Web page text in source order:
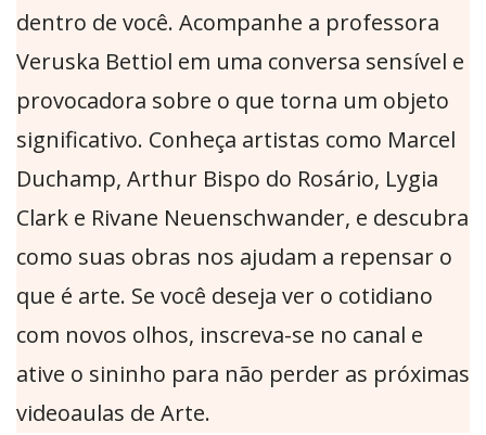
dentro de você. Acompanhe a professora
Veruska Bettiol em uma conversa sensível e
provocadora sobre o que torna um objeto
significativo. Conheça artistas como Marcel
Duchamp, Arthur Bispo do Rosário, Lygia
Clark e Rivane Neuenschwander, e descubra
como suas obras nos ajudam a repensar o
que é arte. Se você deseja ver o cotidiano
com novos olhos, inscreva-se no canal e
ative o sininho para não perder as próximas
videoaulas de Arte.